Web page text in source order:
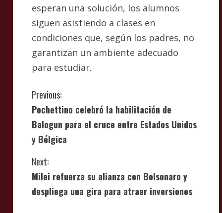
esperan una solución, los alumnos
siguen asistiendo a clases en
condiciones que, según los padres, no
garantizan un ambiente adecuado
para estudiar.
C
o
n
t
i
n
Previous:
Pochettino celebró la habilitación de
Balogun para el cruce entre Estados Unidos
y Bélgica
Next:
Milei refuerza su alianza con Bolsonaro y
despliega una gira para atraer inversiones